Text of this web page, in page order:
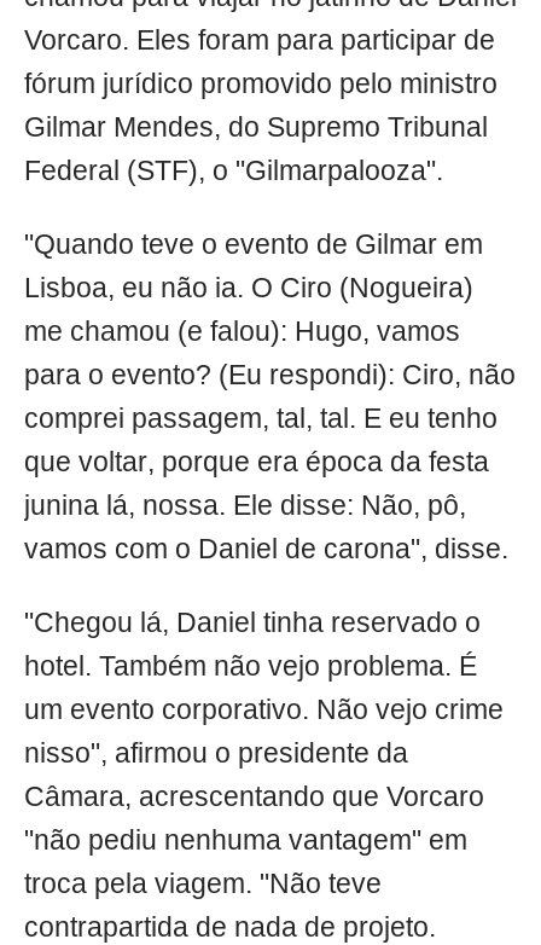
Vorcaro. Eles foram para participar de
fórum jurídico promovido pelo ministro
Gilmar Mendes, do Supremo Tribunal
Federal (STF), o "Gilmarpalooza".
"Quando teve o evento de Gilmar em
Lisboa, eu não ia. O Ciro (Nogueira)
me chamou (e falou): Hugo, vamos
para o evento? (Eu respondi): Ciro, não
comprei passagem, tal, tal. E eu tenho
que voltar, porque era época da festa
junina lá, nossa. Ele disse: Não, pô,
vamos com o Daniel de carona", disse.
"Chegou lá, Daniel tinha reservado o
hotel. Também não vejo problema. É
um evento corporativo. Não vejo crime
nisso", afirmou o presidente da
Câmara, acrescentando que Vorcaro
"não pediu nenhuma vantagem" em
troca pela viagem. "Não teve
contrapartida de nada de projeto.